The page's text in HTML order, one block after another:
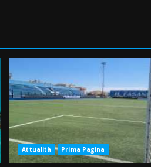
Attualità Prima Pagina